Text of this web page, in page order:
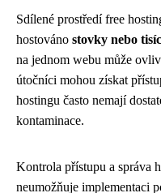
Sdílené prostředí free
hostováno stovky nebo
na jednom webu může
útočníci mohou získat
hostingu často nemají
kontaminace.
Kontrola přístupu a správa
neumožňuje implementaci